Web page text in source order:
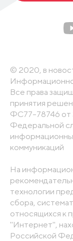
© 2020, в
Все права
принятия
ФС77-78746 от
Федеральной
коммуникаций
На
технологии
сбора,
относящихся к
"Интернет",
Российской